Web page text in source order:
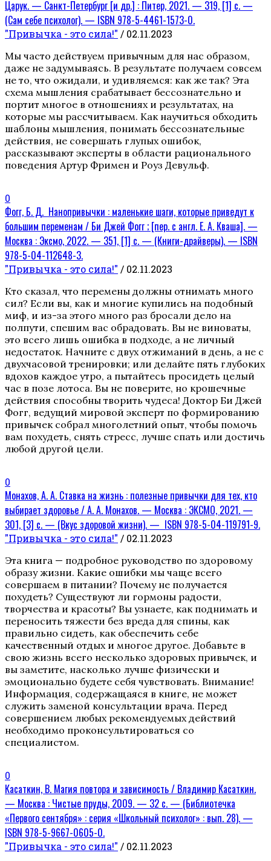
Царук. — Санкт-Петербург [и др.] : Питер, 2021. — 319, [1] с. —
(Сам себе психолог). — ISBN 978-5-4461-1573-0.
"Привычка - это сила!" / 02.11.2023
Мы часто действуем привычным для нас образом,
даже не задумываясь. В результате получаем совсем
не то, что ожидали, и удивляемся: как же так? Эта
схема мышления срабатывает бессознательно и
портит многое в отношениях и результатах, на
которые мы рассчитываем. Как научиться обходить
шаблоны мышления, понимать бессознательные
действия, не совершать глупых ошибок,
рассказывают эксперты в области рационального
поведения Артур Фримен и Роуз Девульф.
0
Фогг, Б. Д. Нанопривычки : маленькие шаги, которые приведут к
большим переменам / Би Джей Фогг ; [пер. с англ. Е. А. Кваша]. —
Москва : Эксмо, 2022. — 351, [1] с. — (Книги-драйверы). — ISBN
978-5-04-112648-3.
"Привычка - это сила!" / 02.11.2023
Кто сказал, что перемены должны отнимать много
сил? Если вы, как и многие купились на подобный
миф, и из-за этого много раз бросали дело на
полпути, спешим вас обрадовать. Вы не виноваты,
это всего лишь ошибка в подходе, а не личный
недостаток. Начните с двух отжиманий в день, а не с
двухчасовой тренировки; или делайте пять глубоких
вдохов каждое утро, а пытайтесь просидеть целый
час в позе лотоса. Вы не поверите, но крошечные
действия способны творить чудеса! Доктор Би Джей
Фогг, ведущий мировой эксперт по формированию
привычек собрал многолетний опыт, чтобы помочь
вам похудеть, снять стресс, лучше спать или достичь
любой другой цели.
0
Монахов, А. А. Ставка на жизнь : полезные привычки для тех, кто
выбирает здоровье / А. А. Монахов. — Москва : ЭКСМО, 2021. —
301, [3] с. — (Вкус здоровой жизни). — ISBN 978-5-04-119791-9.
"Привычка - это сила!" / 02.11.2023
Эта книга — подробное руководство по здоровому
образу жизни. Какие ошибки мы чаще всего
совершаем в питании? Почему не получается
похудеть? Существуют ли гормоны радости,
творчества и красоты? Вы узнаете, как поднимать и
переносить тяжести без вреда для спины, как
правильно сидеть, как обеспечить себе
качественный отдых и многое другое. Добавьте в
свою жизнь всего несколько здоровых привычек, и
вы заметите, насколько лучше физически и
эмоционально будете себя чувствовать. Внимание!
Информация, содержащаяся в книге, не может
служить заменой консультации врача. Перед
совершением любых рекомендуемых действий
необходимо проконсультироваться со
специалистом.
0
Касаткин, В. Магия повтора и зависимость / Владимир Касаткин.
— Москва : Чистые пруды, 2009. — 32 с. — (Библиотечка
«Первого сентября» : серия «Школьный психолог» : вып. 28). —
ISBN 978-5-9667-0605-0.
"Привычка - это сила!" / 02.11.2023